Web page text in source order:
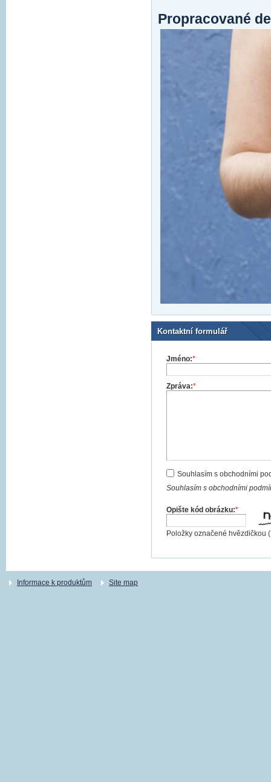
Propracované
Kontaktní formulář
Jméno:*
Zpráva:*
Souhlasím s obchodními
Souhlasím s obchodními
Opište kód obrázku:*
Položky označené hvězdičkou (
Informace k produktům Site map